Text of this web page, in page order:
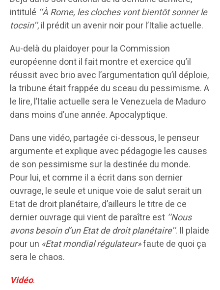
intitulé ‘‘À Rome, les cloches vont bientôt sonner le
tocsin’’, il prédit un avenir noir pour l’Italie actuelle.
Au-delà du plaidoyer pour la Commission
européenne dont il fait montre et exercice qu’il
réussit avec brio avec l’argumentation qu’il déploie,
la tribune était frappée du sceau du pessimisme. A
le lire, l’Italie actuelle sera le Venezuela de Maduro
dans moins d’une année. Apocalyptique.
Dans une vidéo, partagée ci-dessous, le penseur
argumente et explique avec pédagogie les causes
de son pessimisme sur la destinée du monde.
Pour lui, et comme il a écrit dans son dernier
ouvrage, le seule et unique voie de salut serait un
Etat de droit planétaire, d’ailleurs le titre de ce
dernier ouvrage qui vient de paraître est ‘‘Nous
avons besoin d’un Etat de droit planétaire’’. Il plaide
pour un «Etat mondial régulateur»faute de quoi ça
sera le chaos.
Vidéo.